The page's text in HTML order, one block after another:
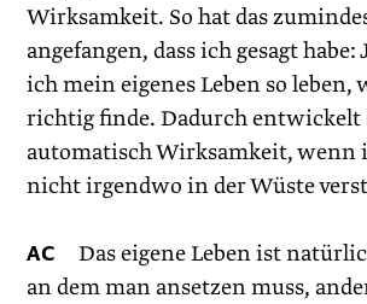
Wirksamkeit. So hat das
angefangen, dass ich gesagt habe:
ich mein eigenes Leben so leben,
richtig finde. Dadurch entwickelt
automatisch Wirksamkeit, wenn
nicht irgendwo in der Wüste
AC Das eigene Leben ist
an dem man ansetzen muss,